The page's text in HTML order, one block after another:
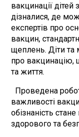
вакцинації
дізналися, де
експертів про
вакцин,
щеплень. Діти та
про вакцинацію,
та життя.
Проведена
важливості
обізнаність
здорового та